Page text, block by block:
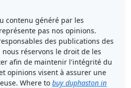
contenu généré par les
pas nos opinions.
des publications des
réservons le droit de les
afin de maintenir l'intégrité du
opinions visent à assurer une
Where to buy duphaston in